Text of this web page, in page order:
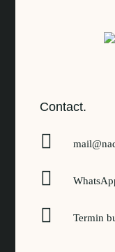
Contact.


 Termin